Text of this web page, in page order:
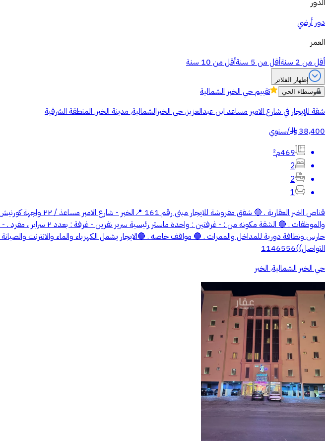
الدور
دور أرضي
العمر
أقل من 2 سنة
أقل من 5 سنة أقل من 10 سنة
إظهار الفلاتر
وسطاء الحي
تقييمحي الخبر الشمالية
شقة للإيجار في شارع الامير مساعد ابن عبدالعزيز, حي الخبرالشمالية, مدينة الخبر, المنطقة الشرقية
38,400
§
/سنوي
469م²
2
2
1
والموظفات . 🔵 الشقة
حارس ونظافة دورية للمداخل والممرات . 🔵 مواقف خاصه . 🔵الايجار يشمل الكهرباء والماء والانترنت
التواصل))1146556
حي الخبر الشمالية, الخبر